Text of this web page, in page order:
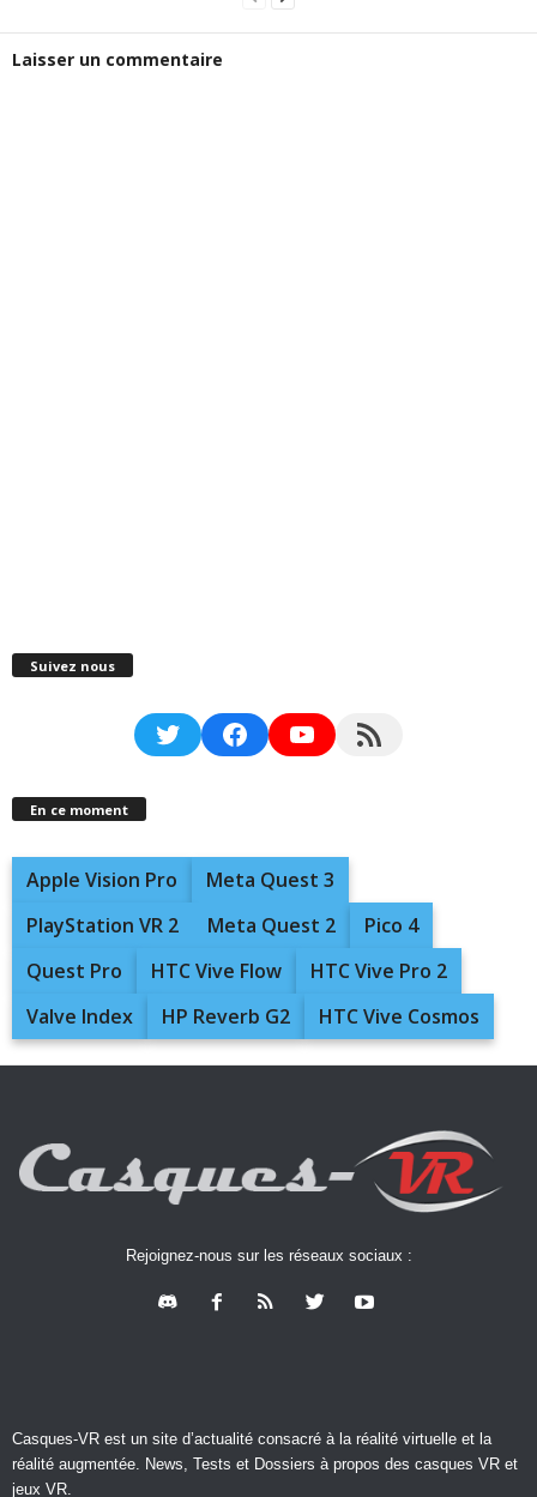
Laisser un commentaire
Suivez nous
TwitterFacebookYouTubeRSS Feed
En ce moment
Apple Vision Pro
Meta Quest 3
PlayStation VR 2
Meta Quest 2
Pico 4
Quest Pro
HTC Vive Flow
HTC Vive Pro 2
Valve Index
HP Reverb G2 HTC Vive Cosmos
Rejoignez-nous sur les réseaux sociaux :
Casques-VR est un site d’actualité consacré à la réalité virtuelle et la
réalité augmentée. News, Tests et Dossiers à propos des casques VR et
jeux VR.